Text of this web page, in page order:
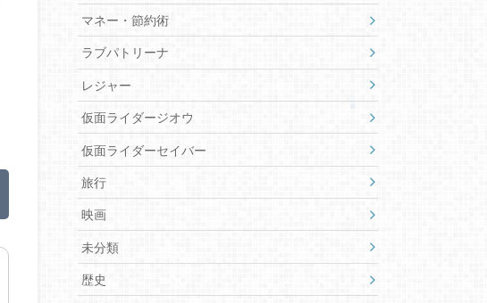
マネー・節約術
ラブパトリーナ
レジャー
仮面ライダージオウ
仮面ライダーセイバー
旅行
映画
未分類
歴史